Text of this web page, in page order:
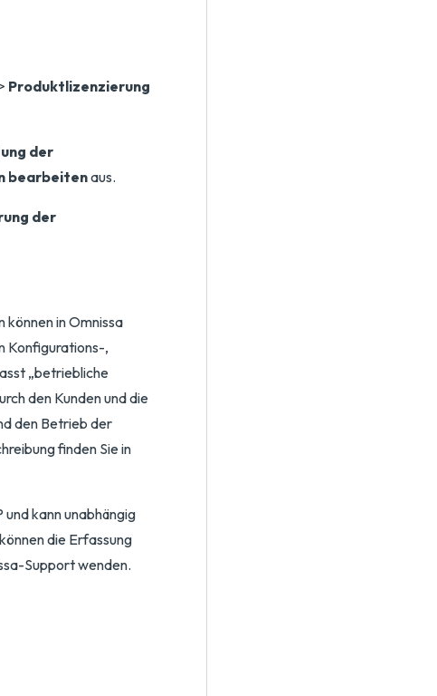
Produktlizenzierung
der
bearbeitenaus.
der
in Omnissa
Konfigurations-,
„betriebliche
den Kunden und die
den Betrieb der
finden Sie in
kann unabhängig
die Erfassung
Support wenden.